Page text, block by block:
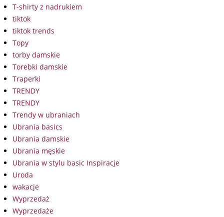
T-shirty z nadrukiem
tiktok
tiktok trends
Topy
torby damskie
Torebki damskie
Traperki
TRENDY
TRENDY
Trendy w ubraniach
Ubrania basics
Ubrania damskie
Ubrania męskie
Ubrania w stylu basic Inspiracje
Uroda
wakacje
Wyprzedaż
Wyprzedaże